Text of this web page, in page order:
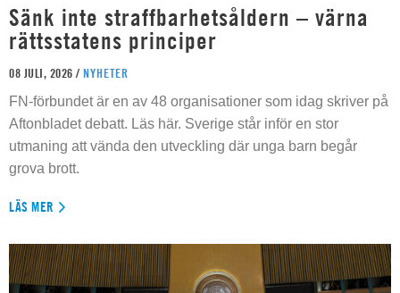
Sänk inte straffbarhetsåldern – värna
rättsstatens principer
08 JULI, 2026 / NYHETER
FN-förbundet är en av 48 organisationer som idag skriver på
Aftonbladet debatt. Läs här. Sverige står inför en stor
utmaning att vända den utveckling där unga barn begår
grova brott.
LÄS MER